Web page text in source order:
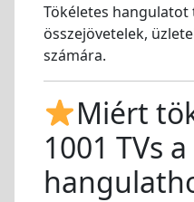
Tökéletes
összejövetelek,
számára.
Miért
1001 TVs